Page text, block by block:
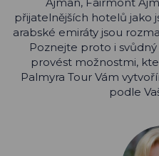
přijatelnějších hotelů jako
arabské emiráty jsou
Poznejte proto i
provést možnostmi,
Palmyra Tour Vám
podle